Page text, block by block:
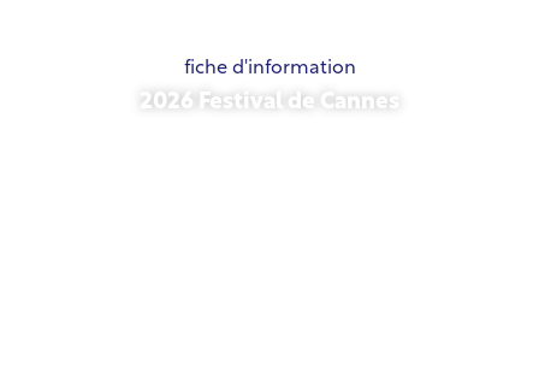
fiche d'information
2026 Festival de Cannes